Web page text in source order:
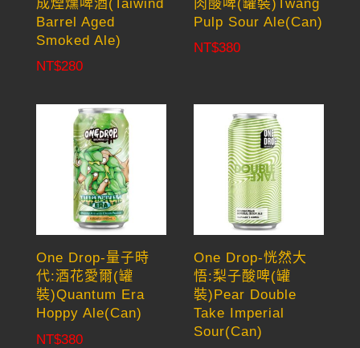
成煙燻啤酒(Taiwind
Barrel Aged
Smoked Ale)
NT$280
肉酸啤(罐裝)Twang
Pulp Sour Ale(Can)
NT$380
One Drop-量子時
代:酒花愛爾(罐
裝)Quantum Era
Hoppy Ale(Can)
NT$380
One Drop-恍然大
悟:梨子酸啤(罐
裝)Pear Double
Take Imperial
Sour(Can)